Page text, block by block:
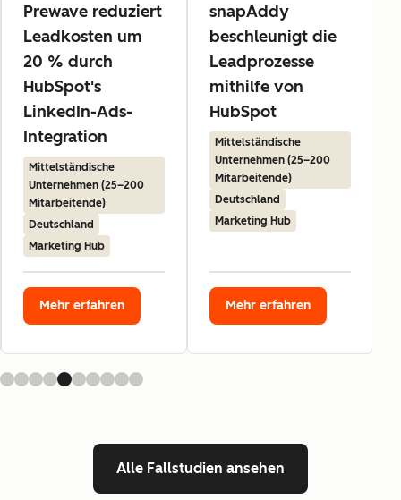
Prewave reduziert
Leadkosten um
20 % durch
HubSpot's
LinkedIn-Ads-
Integration
Mittelständische
Unternehmen (25–200
Mitarbeitende)
Deutschland
Marketing Hub
Mehr erfahren
snapAddy
beschleunigt die
Leadprozesse
mithilfe von
HubSpot
Mittelständische
Unternehmen (25–200
Mitarbeitende)
Deutschland
Marketing Hub
Mehr erfahren
Alle Fallstudien ansehen